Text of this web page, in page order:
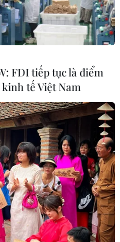
MỤC
vào mạng
giới
gần
FDI tiếp tục là điểm
tế Việt Nam